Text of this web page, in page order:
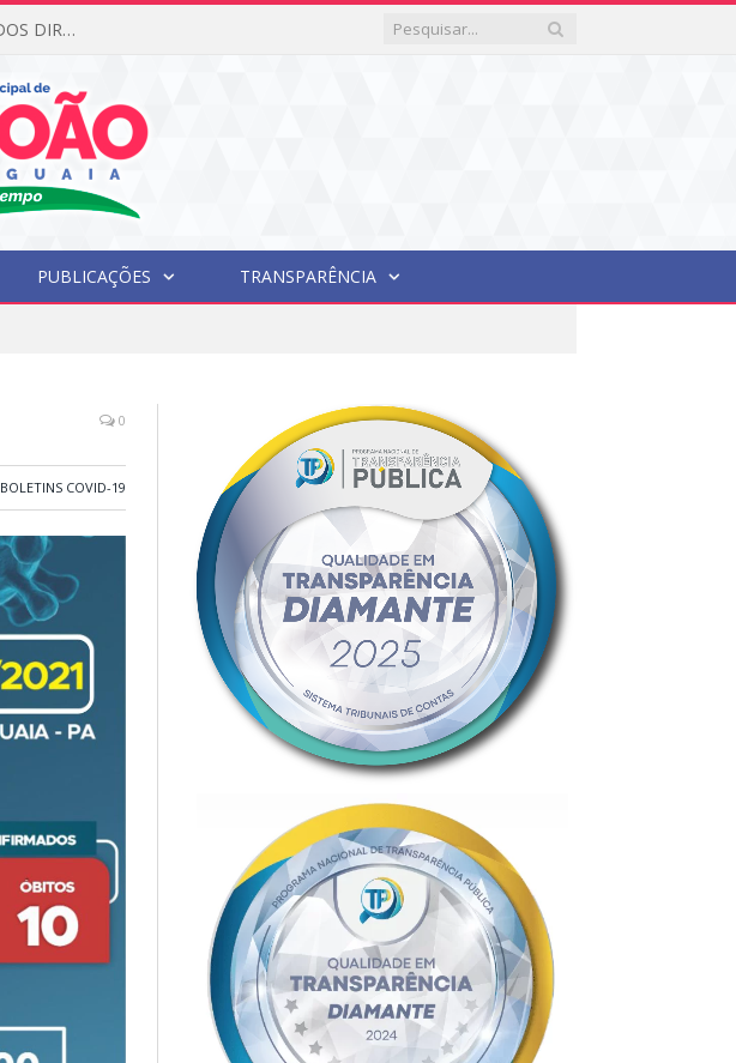
EDITAL DE CHAMADA PÚBLICA Nº 001/2026 CONSELHO DOS DIREITOS DA CRIANÇA E DO ADOLESCENTE
PUBLICAÇÕES TRANSPARÊNCIA
0
BOLETINS COVID-19